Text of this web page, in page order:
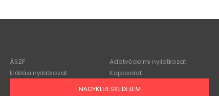
ÁSZF
Adatvédelmi nyilatkozat
Elállási nyilatkozat
Kapcsolat
NAGYKERESKEDELEM